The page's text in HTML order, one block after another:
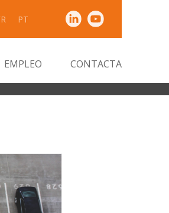
PT
EMPLEO CONTACTA